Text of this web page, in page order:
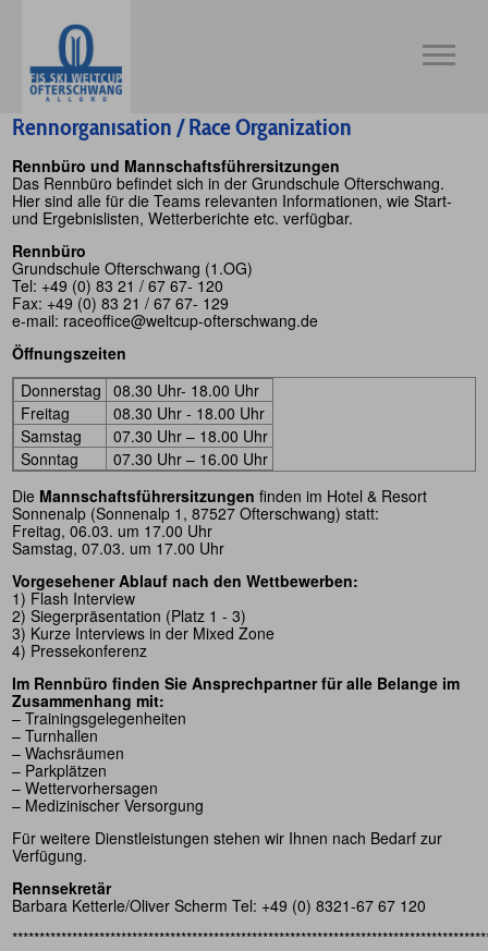
Rennorganisation / Race Organization
Rennbüro und Mannschaftsführersitzungen
Das Rennbüro befindet sich in der Grundschule Ofterschwang.
Hier sind alle für die Teams relevanten Informationen, wie Start-
und Ergebnislisten, Wetterberichte etc. verfügbar.
Rennbüro
Grundschule Ofterschwang (1.OG)
Tel: +49 (0) 83 21 / 67 67- 120
Fax: +49 (0) 83 21 / 67 67- 129
e-mail: raceoffice@weltcup-ofterschwang.de
Öffnungszeiten
Donnerstag 08.30 Uhr- 18.00 Uhr
Freitag
08.30 Uhr - 18.00 Uhr
Samstag
07.30 Uhr – 18.00 Uhr
Sonntag
07.30 Uhr – 16.00 Uhr
Die Mannschaftsführersitzungen finden im Hotel & Resort
Sonnenalp (Sonnenalp 1, 87527 Ofterschwang) statt:
Freitag, 06.03. um 17.00 Uhr
Samstag, 07.03. um 17.00 Uhr
Vorgesehener Ablauf nach den Wettbewerben:
1) Flash Interview
2) Siegerpräsentation (Platz 1 - 3)
3) Kurze Interviews in der Mixed Zone
4) Pressekonferenz
Im Rennbüro finden Sie Ansprechpartner für alle Belange im
Zusammenhang mit:
– Trainingsgelegenheiten
– Turnhallen
– Wachsräumen
– Parkplätzen
– Wettervorhersagen
– Medizinischer Versorgung
Für weitere Dienstleistungen stehen wir Ihnen nach Bedarf zur
Verfügung.
Rennsekretär
Barbara Ketterle/Oliver Scherm Tel: +49 (0) 8321-67 67 120